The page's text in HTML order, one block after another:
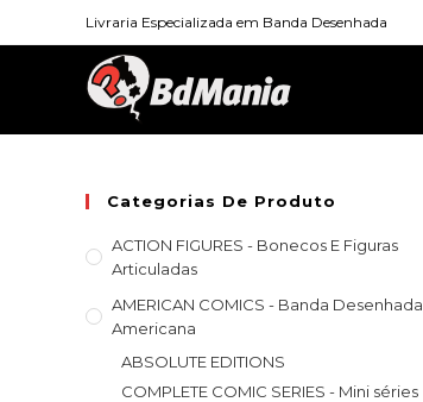
Livraria Especializada em Banda Desenhada
Categorias De Produto
ACTION FIGURES - Bonecos E Figuras
Articuladas
AMERICAN COMICS - Banda Desenhada
Americana
ABSOLUTE EDITIONS
COMPLETE COMIC SERIES - Mini séries